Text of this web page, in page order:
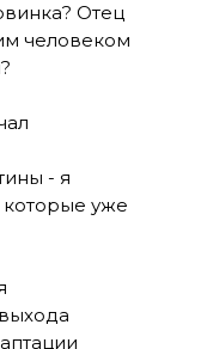
Отец
человеком
- я
уже